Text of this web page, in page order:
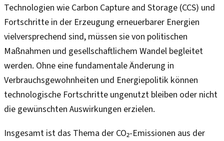
Technologien wie Carbon Capture and Storage (CCS) und
Fortschritte in der Erzeugung erneuerbarer Energien
vielversprechend sind, müssen sie von politischen
Maßnahmen und gesellschaftlichem Wandel begleitet
werden. Ohne eine fundamentale Änderung in
Verbrauchsgewohnheiten und Energiepolitik können
technologische Fortschritte ungenutzt bleiben oder nicht
die gewünschten Auswirkungen erzielen.
Insgesamt ist das Thema der CO₂-Emissionen aus der